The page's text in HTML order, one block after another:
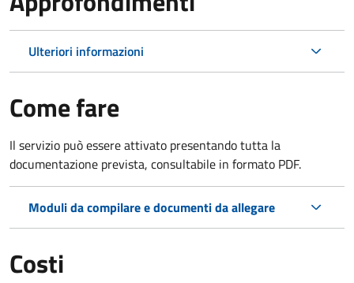
Ulteriori informazioni
Come fare
Il servizio può essere attivato presentando tutta la
documentazione prevista, consultabile in formato PDF.
Moduli da compilare e documenti da allegare
Costi